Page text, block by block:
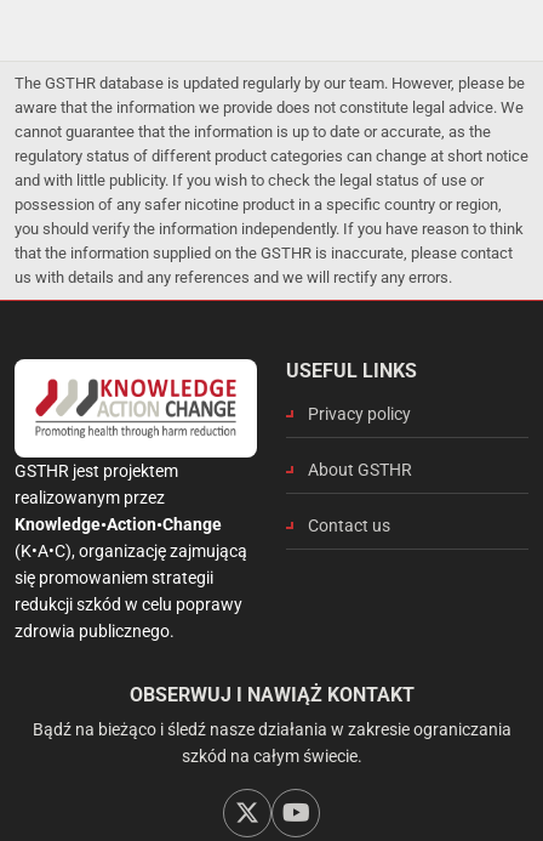
The GSTHR database is updated regularly by our team. However, please be
aware that the information we provide does not constitute legal advice. We
cannot guarantee that the information is up to date or accurate, as the
regulatory status of different product categories can change at short notice
and with little publicity. If you wish to check the legal status of use or
possession of any safer nicotine product in a specific country or region,
you should verify the information independently. If you have reason to think
that the information supplied on the GSTHR is inaccurate, please contact
us with details and any references and we will rectify any errors.
GSTHR jest projektem
realizowanym przez
Knowledge•Action•Change
(K•A•C), organizację zajmującą
się promowaniem strategii
redukcji szkód w celu poprawy
zdrowia publicznego.
USEFUL LINKS
Privacy policy
About GSTHR
Contact us
OBSERWUJ I NAWIĄŻ KONTAKT
Bądź na bieżąco i śledź nasze działania w zakresie ograniczania
szkód na całym świecie.